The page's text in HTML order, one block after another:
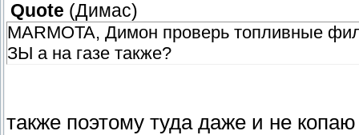
Quote (Димас)
MARMOTA, Димон проверь топливные
ЗЫ а на газе также?
также поэтому туда даже и не